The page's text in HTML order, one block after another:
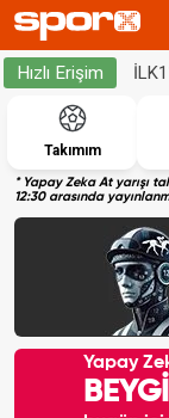
Hızlı Erişim
Takımım
* Yapay Zeka At yarışı
12:30 arasında
Yapay